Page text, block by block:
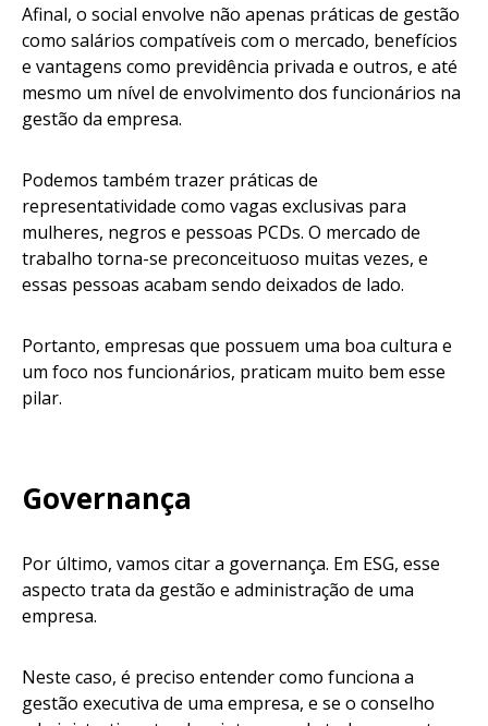
Afinal, o social envolve não apenas práticas de gestão
como salários compatíveis com o mercado, benefícios
e vantagens como previdência privada e outros, e até
mesmo um nível de envolvimento dos funcionários na
gestão da empresa.
Podemos também trazer práticas de
representatividade como vagas exclusivas para
mulheres, negros e pessoas PCDs. O mercado de
trabalho torna-se preconceituoso muitas vezes, e
essas pessoas acabam sendo deixados de lado.
Portanto, empresas que possuem uma boa cultura e
um foco nos funcionários, praticam muito bem esse
pilar.
Governança
Por último, vamos citar a governança. Em ESG, esse
aspecto trata da gestão e administração de uma
empresa.
Neste caso, é preciso entender como funciona a
gestão executiva de uma empresa, e se o conselho